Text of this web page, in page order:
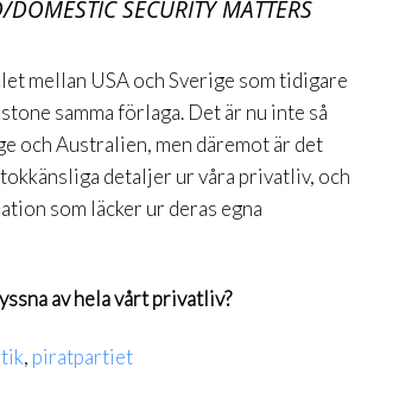
SECURITY MATTERS
mellan USA och Sverige som tidigare
samma förlaga. Det är nu inte så
och Australien, men däremot är det
detaljer ur våra privatliv, och
som läcker ur deras egna
av hela vårt privatliv?
, piratpartiet